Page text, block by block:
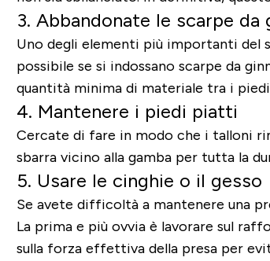
3. Abbandonate le scarpe da
Uno degli elementi più importanti del
possibile se si indossano scarpe da
quantità minima di materiale tra i piedi
4. Mantenere i piedi piatti
Cercate di fare in modo che i talloni
sbarra vicino alla gamba per tutta la
5. Usare le cinghie o il gesso
Se avete difficoltà a mantenere una
La prima e più ovvia è lavorare sul
sulla forza effettiva della presa per